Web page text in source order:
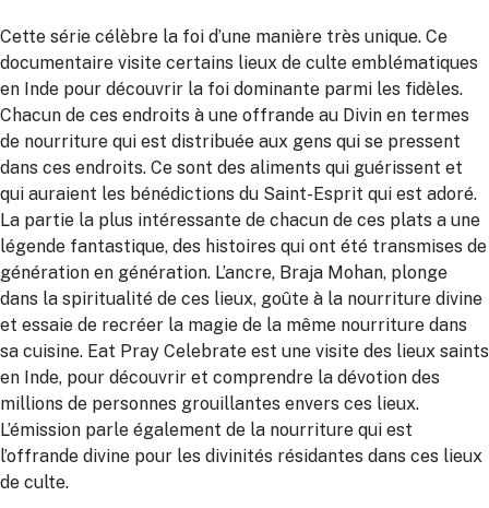
Cette série célèbre la foi d’une manière très unique. Ce
documentaire visite certains lieux de culte emblématiques
en Inde pour découvrir la foi dominante parmi les fidèles.
Chacun de ces endroits à une offrande au Divin en termes
de nourriture qui est distribuée aux gens qui se pressent
dans ces endroits. Ce sont des aliments qui guérissent et
qui auraient les bénédictions du Saint-Esprit qui est adoré.
La partie la plus intéressante de chacun de ces plats a une
légende fantastique, des histoires qui ont été transmises de
génération en génération. L’ancre, Braja Mohan, plonge
dans la spiritualité de ces lieux, goûte à la nourriture divine
et essaie de recréer la magie de la même nourriture dans
sa cuisine. Eat Pray Celebrate est une visite des lieux saints
en Inde, pour découvrir et comprendre la dévotion des
millions de personnes grouillantes envers ces lieux.
L’émission parle également de la nourriture qui est
l’offrande divine pour les divinités résidantes dans ces lieux
de culte.